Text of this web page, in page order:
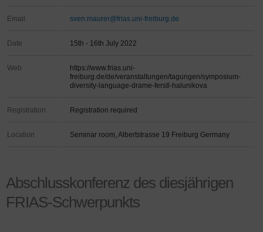
Email sven.maurer@frias.uni-freiburg.de
Date 15th - 16th July 2022
Web
https://www.frias.uni-
freiburg.de/de/veranstaltungen/tagungen/symposium-
diversity-language-drame-ferstl-halunikova
Registration Registration required
Location Seminar room, Albertstrasse 19 Freiburg Germany
Abschlusskonferenz des diesjährigen
FRIAS-Schwerpunkts